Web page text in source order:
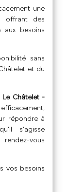
une
offrant des
aux besoins
sans
et du
Le Châtelet -
répondre à
s'agisse
vous
vos besoins